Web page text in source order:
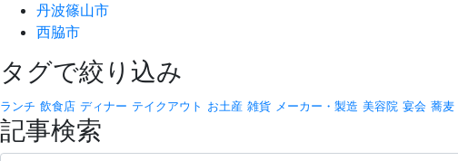
丹波篠山市
西脇市
タグで絞り込み
ランチ 飲食店 ディナー テイクアウト お土産 雑貨 メーカー・製造 美容院 宴会 蕎麦
記事検索